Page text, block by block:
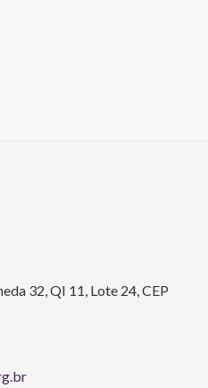
32, QI 11, Lote 24, CEP